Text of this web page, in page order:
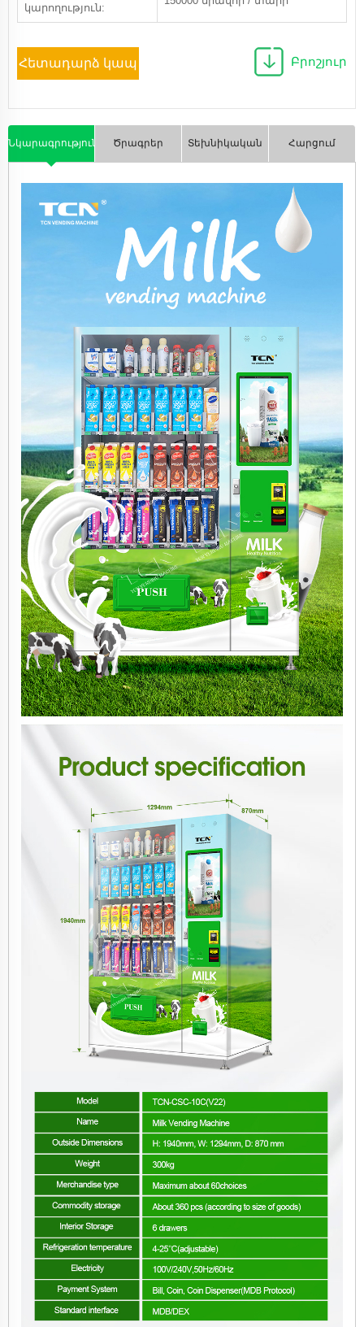
կարողություն:
Հետադարձ կապ Բրոշյուր
Նկարագրություն Ծրագրեր Տեխնիկական Հարցում